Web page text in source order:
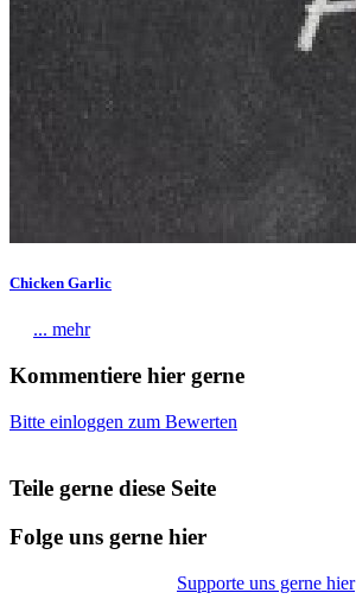
Chicken Garlic
... mehr
Kommentiere hier gerne
Bitte einloggen zum Bewerten
Teile gerne diese Seite
Folge uns gerne hier
Supporte uns gerne hier